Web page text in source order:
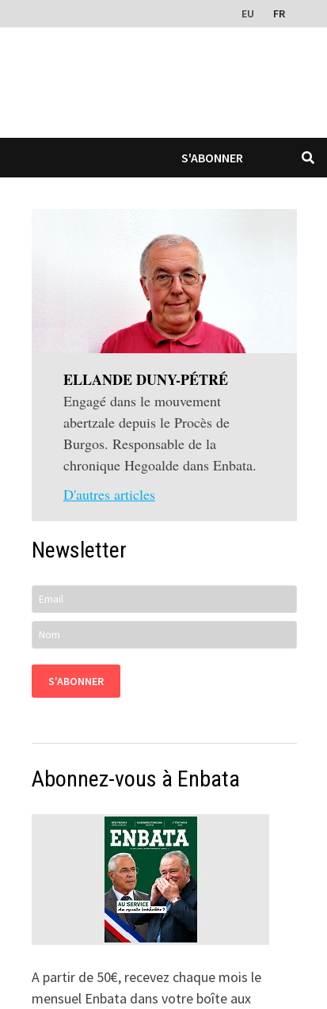
EU FR
S'ABONNER
ELLANDE DUNY-PÉTRÉ
Engagé dans le mouvement
abertzale depuis le Procès de
Burgos. Responsable de la
chronique Hegoalde dans Enbata.
D'autres articles
Newsletter
Abonnez-vous à Enbata
A partir de 50€, recevez chaque mois le
mensuel Enbata dans votre boîte aux